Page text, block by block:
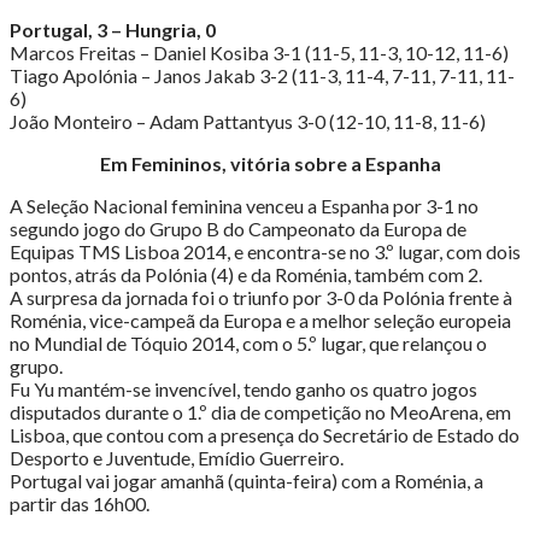
Portugal, 3 – Hungria, 0
Marcos Freitas – Daniel Kosiba 3-1 (11-5, 11-3, 10-12, 11-6)
Tiago Apolónia – Janos Jakab 3-2 (11-3, 11-4, 7-11, 7-11, 11-
6)
João Monteiro – Adam Pattantyus 3-0 (12-10, 11-8, 11-6)
Em Femininos, vitória sobre a Espanha
A Seleção Nacional feminina venceu a Espanha por 3-1 no
segundo jogo do Grupo B do Campeonato da Europa de
Equipas TMS Lisboa 2014, e encontra-se no 3.º lugar, com dois
pontos, atrás da Polónia (4) e da Roménia, também com 2.
A surpresa da jornada foi o triunfo por 3-0 da Polónia frente à
Roménia, vice-campeã da Europa e a melhor seleção europeia
no Mundial de Tóquio 2014, com o 5.º lugar, que relançou o
grupo.
Fu Yu mantém-se invencível, tendo ganho os quatro jogos
disputados durante o 1.º dia de competição no MeoArena, em
Lisboa, que contou com a presença do Secretário de Estado do
Desporto e Juventude, Emídio Guerreiro.
Portugal vai jogar amanhã (quinta-feira) com a Roménia, a
partir das 16h00.